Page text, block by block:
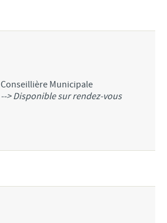
Conseillière Municipale
--> Disponible sur rendez-vous